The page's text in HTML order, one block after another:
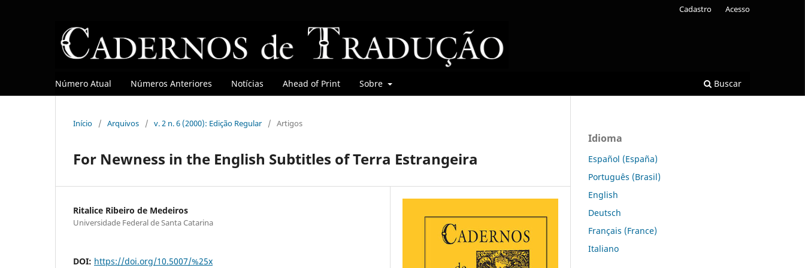
Número Atual Números Anteriores Notícias Ahead of Print Sobre Buscar
Cadastro Acesso
Início / Arquivos / v. 2 n. 6 (2000): Edição Regular / Artigos
For Newness in the English Subtitles of Terra Estrangeira
Ritalice Ribeiro de Medeiros
Universidade Federal de Santa Catarina
DOI: https://doi.org/10.5007/%25x
Idioma
Español (España)
Português (Brasil)
English
Deutsch
Français (France)
Italiano